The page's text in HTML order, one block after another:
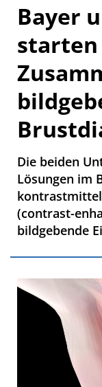
Bayer
starten
Die beiden
Lösungen im
(contrast-
bildgebende